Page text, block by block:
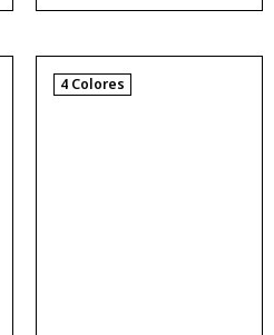
4 Colores